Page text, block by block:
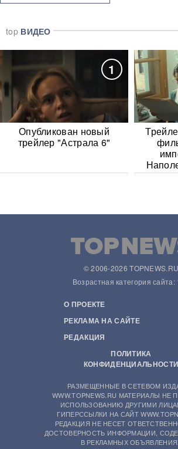
top ВИДЕО
1
Опубликован новый
трейлер "Астрала 6"
© 2006-2026 TOPNEWS.RU
Возрастная категория сайта:
О ПРОЕКТЕ
РЕКЛАМА НА САЙТЕ
РЕДАКЦИЯ
ПОЛИТИКА
КОНФИДЕНЦИАЛЬНОСТИ
РАЗМЕЩЕННЫЕ В СЕТЕВОМ
WWW.TOPNEWS.RU МАТЕРИАЛЫ НЕ
ИСПОЛЬЗОВАНИЮ ДРУГИМИ
ГИПЕРССЫЛКИ НА САЙТ
РЕДАКЦИЯ НЕ НЕСЕТ
ДОСТОВЕРНОСТЬ ИНФОРМАЦИИ,
В РЕКЛАМНЫХ